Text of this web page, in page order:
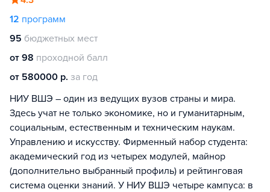
12 программ
95 бюджетных мест
от 98 проходной балл
от 580000 р. за год
НИУ ВШЭ – один из ведущих вузов страны и мира.
Здесь учат не только экономике, но и гуманитарным,
социальным, естественным и техническим наукам.
Управлению и искусству. Фирменный набор студента:
академический год из четырех модулей, майнор
(дополнительно выбранный профиль) и рейтинговая
система оценки знаний. У НИУ ВШЭ четыре кампуса: в